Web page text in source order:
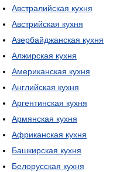
Австралийская кухня
Австрийская кухня
Азербайджанская кухня
Алжирская кухня
Американская кухня
Английская кухня
Аргентинская кухня
Армянская кухня
Африканская кухня
Башкирская кухня
Белорусская кухня